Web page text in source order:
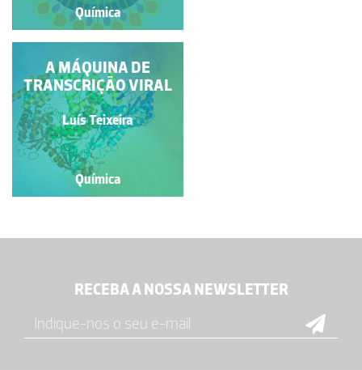
Química
Química
GLICOPROTEÍNA S
Carola Jerves
Química
A MÁQUINA DE
TRANSCRIÇÃO VIRAL
Luís Teixeira
Química
RECEBA A NOSSA NEWSLETTER